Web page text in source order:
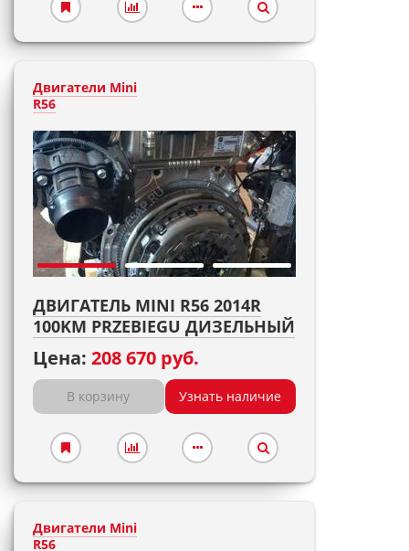
Двигатели Mini
R56
ДВИГАТЕЛЬ MINI R56 2014R
100KM PRZEBIEGU ДИЗЕЛЬНЫЙ
Цена: 208 670 руб.
В корзину Узнать наличие
Двигатели Mini
R56